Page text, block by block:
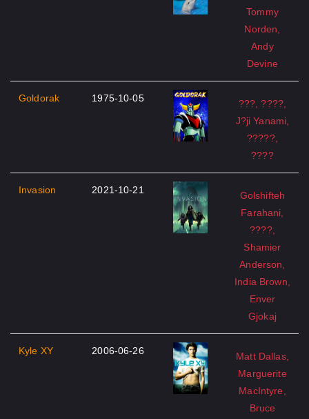
Tommy
Norden,
Andy
Devine
Goldorak 1975-10-05
???, ????,
J?ji Yanami,
?????,
????
Invasion 2021-10-21
Golshifteh
Farahani,
????,
Shamier
Anderson,
India Brown,
Enver
Gjokaj
Kyle XY 2006-06-26
Matt Dallas,
Marguerite
MacIntyre,
Bruce